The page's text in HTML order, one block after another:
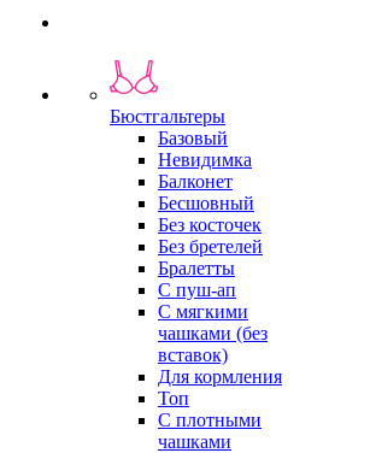
Бюстгальтеры
Базовый
Невидимка
Балконет
Бесшовный
Без косточек
Без бретелей
Бралетты
С пуш-ап
С мягкими
чашками (без
вставок)
Для кормления
Топ
С плотными
чашками